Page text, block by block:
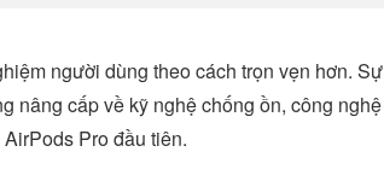
người dùng theo cách trọn vẹn hơn. Sự
nâng cấp về kỹ nghệ chống ồn, công nghệ
Pro đầu tiên.